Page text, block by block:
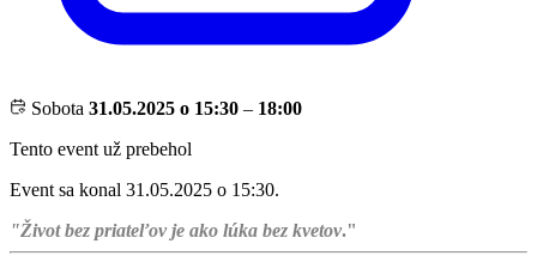
Sobota 31.05.2025 o 15:30 – 18:00
Tento event už prebehol
Event sa konal 31.05.2025 o 15:30.
"Život bez priateľov je ako lúka bez kvetov."